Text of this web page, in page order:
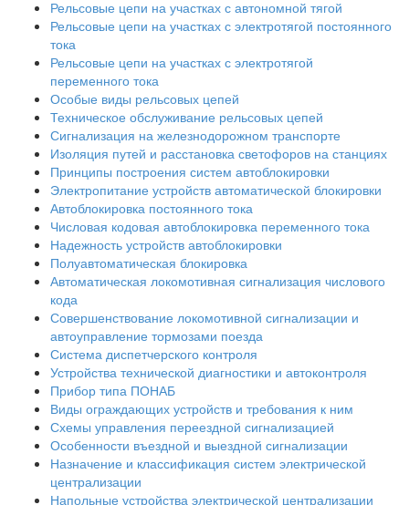
Рельсовые цепи на участках с автономной тягой
Рельсовые цепи на участках с электротягой постоянного
тока
Рельсовые цепи на участках с электротягой
переменного тока
Особые виды рельсовых цепей
Техническое обслуживание рельсовых цепей
Сигнализация на железнодорожном транспорте
Изоляция путей и расстановка светофоров на станциях
Принципы построения систем автоблокировки
Электропитание устройств автоматической блокировки
Автоблокировка постоянного тока
Числовая кодовая автоблокировка переменного тока
Надежность устройств автоблокировки
Полуавтоматическая блокировка
Автоматическая локомотивная сигнализация числового
кода
Совершенствование локомотивной сигнализации и
автоуправление тормозами поезда
Система диспетчерского контроля
Устройства технической диагностики и автоконтроля
Прибор типа ПОНАБ
Виды ограждающих устройств и требования к ним
Схемы управления переездной сигнализацией
Особенности въездной и выездной сигнализации
Назначение и классификация систем электрической
централизации
Напольные устройства электрической централизации